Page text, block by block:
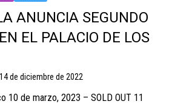
ANUNCIA SEGUNDO
EL PALACIO DE LOS
14 de diciembre de 2022
10 de marzo, 2023 – SOLD OUT 11